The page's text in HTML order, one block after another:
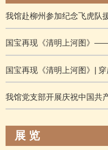
我馆赴柳州参加纪念飞虎队
国宝再现《清明上河图》
国宝再现《清明上河图》| 穿
我馆党支部开展庆祝中国共
展 览